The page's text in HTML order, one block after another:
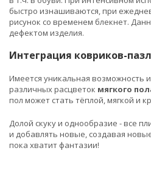
быстро изнашиваются, при
рисунок со временем блекнет.
дефектом изделия.
Интеграция ковриков-
Имеется уникальная возможность
различных расцветок мягкого
пол может стать тёплой, мягкой и
Долой скуку и однообразие - все
и добавлять новые, создавая
пока хватит фантазии!